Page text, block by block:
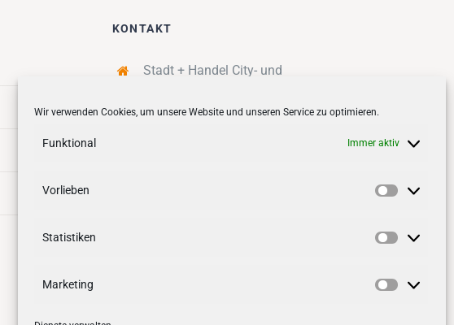
Wir verwenden Cookies, um unsere Website und unseren Service zu optimieren.
Funktional Immer aktiv
Vorlieben
Statistiken
Marketing
KONTAKT
Stadt + Handel City- und
Quartiersmanagement